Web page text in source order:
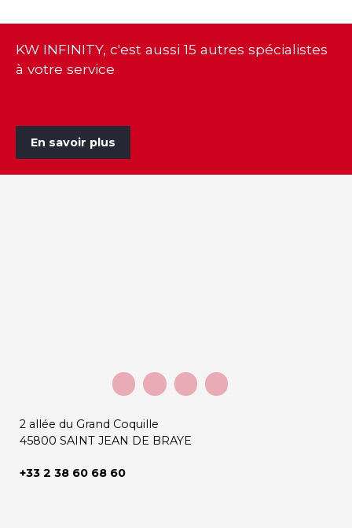
KW INFINITY, c'est aussi 15 autres spécialistes
à votre service
En savoir plus
2 allée du Grand Coquille
45800 SAINT JEAN DE BRAYE
+33 2 38 60 68 60